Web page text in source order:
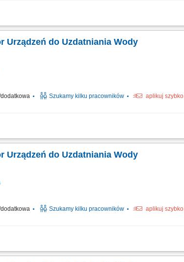
serwisowa klientów, wykonywanie napraw gwarancyjnych.
Urządzeń do Uzdatniania Wody
Szukamy kilku pracowników aplikuj szybko
serwisowa klientów, wykonywanie napraw gwarancyjnych.
Urządzeń do Uzdatniania Wody
Szukamy kilku pracowników aplikuj szybko
serwisowa klientów, wykonywanie napraw gwarancyjnych.